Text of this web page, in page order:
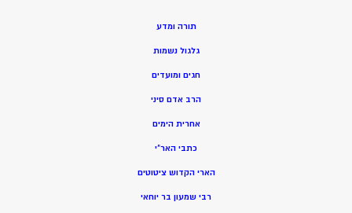
תורה ומדע
גלגול נשמות
חגים ומועדים
הרב אדם סיני
אחרית הימים
כתבי האר”י
הארי הקדוש ציטוטים
רבי שמעון בר יוחאי